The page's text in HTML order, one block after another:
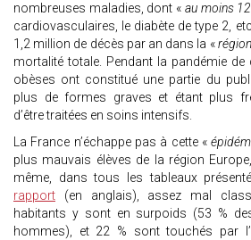
nombreuses maladies, dont « au moins
cardiovasculaires, le diabète de type 2,
1,2 million de décès par an dans la «
mortalité totale. Pendant la pandémie
obèses ont constitué une partie du
plus de formes graves et étant plus
d’être traitées en soins intensifs.
La France n’échappe pas à cette «
plus mauvais élèves de la région
même, dans tous les tableaux
rapport (en anglais), assez mal
habitants y sont en surpoids (53 %
hommes), et 22 % sont touchés par